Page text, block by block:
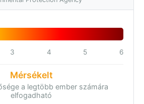
3 4 5 6
Mérsékelt
a legtöbb ember számára
elfogadható